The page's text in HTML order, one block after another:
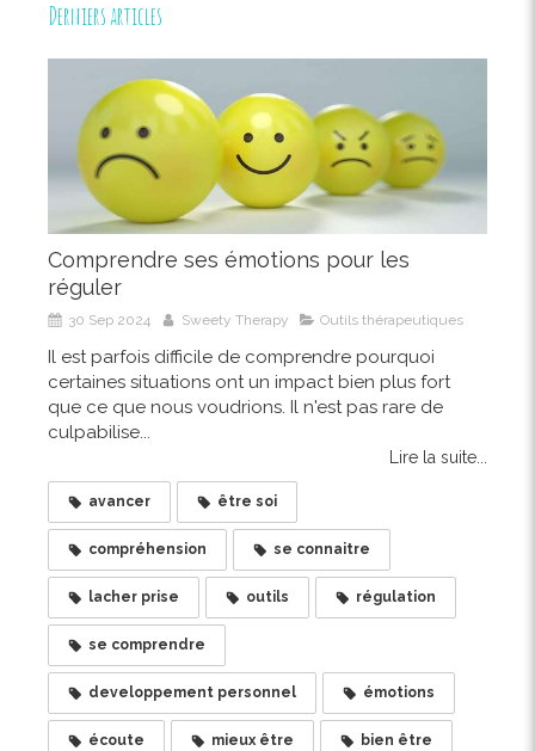
Derniers articles
Comprendre ses émotions pour les
réguler
30 Sep 2024 Sweety Therapy Outils thérapeutiques
Il est parfois difficile de comprendre pourquoi
certaines situations ont un impact bien plus fort
que ce que nous voudrions. Il n'est pas rare de
culpabilise...
Lire la suite...
avancer être soi
compréhension se connaitre
lacher prise outils régulation
se comprendre
developpement personnel émotions
écoute mieux être bien être